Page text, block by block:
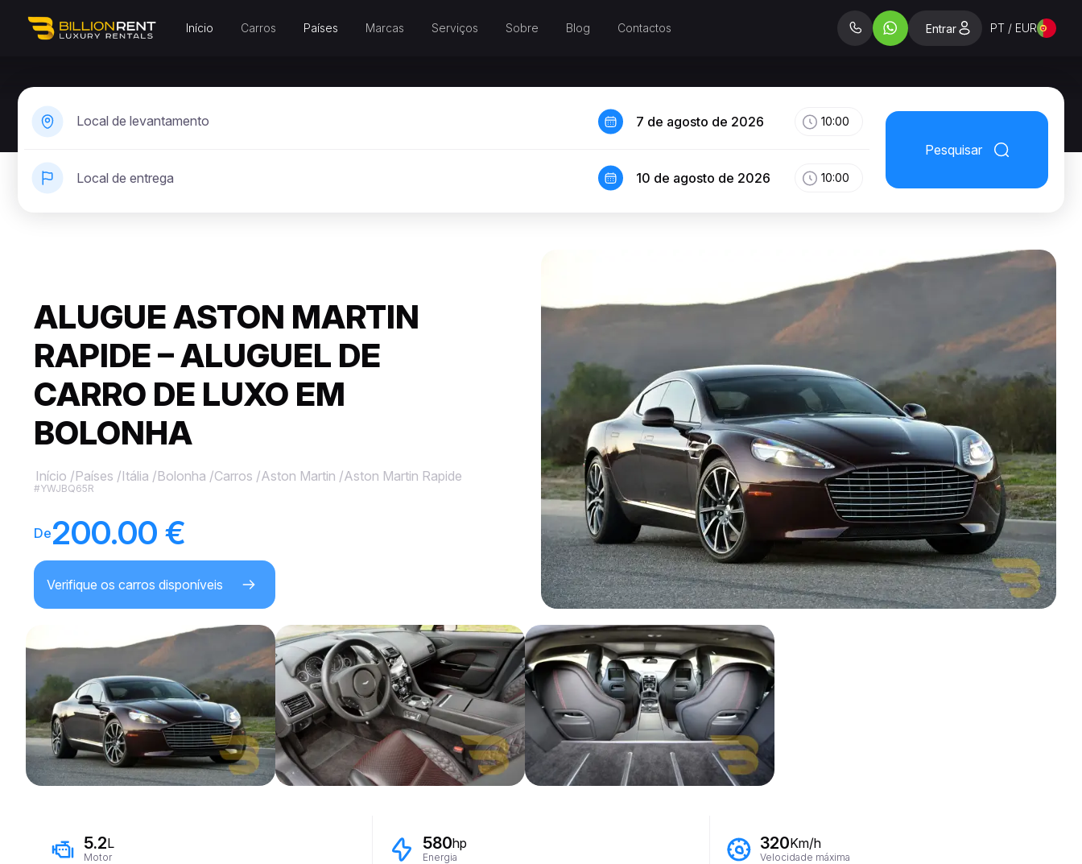
Início Carros Países Marcas Serviços Sobre Blog Contactos Entrar PT / EUR
Local de levantamento
Local de entrega
7 de agosto de 2026 10:00
10 de agosto de 2026 10:00
Pesquisar
ALUGUE ASTON MARTIN
RAPIDE – ALUGUEL DE
CARRO DE LUXO EM
BOLONHA
Início /Países /Itália /Bolonha /Carros /Aston Martin /Aston Martin Rapide
#YWJBQ65R
De200.00 €
Verifique os carros disponíveis
5.2L
Motor
580hp
Energia
320Km/h
Velocidade máxima